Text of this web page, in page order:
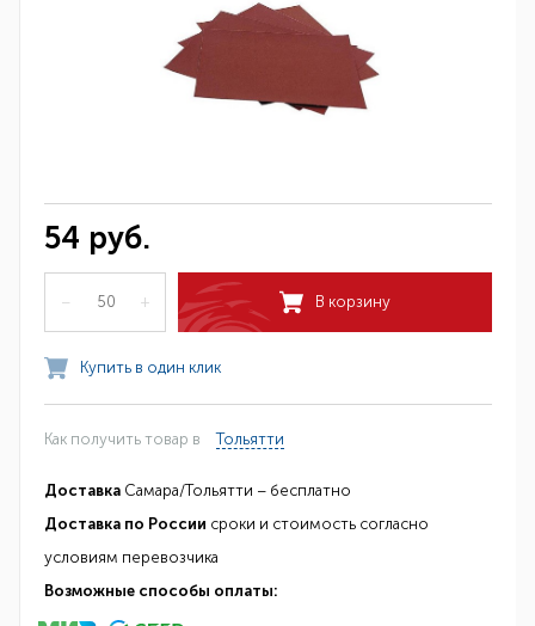
54 руб.
– + В корзину
Купить в один клик
Как получить товар в Тольятти
Доставка Самара/Тольятти – бесплатно
Доставка по России сроки и стоимость согласно
условиям перевозчика
Возможные способы оплаты: